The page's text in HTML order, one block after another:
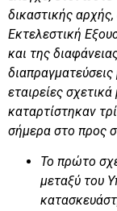
δικαστικής
Εκτελεστική
και της
εταιρείες
καταρτίστηκαν
σήμερα στο προς
Το πρώτο
μεταξύ του